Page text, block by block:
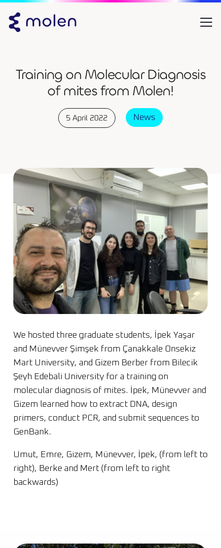
Training on Molecular Diagnosis
of mites from Molen!
5 April 2022 News
We hosted three graduate students, İpek Yaşar
and Münevver Şimşek from Çanakkale Onsekiz
Mart University, and Gizem Berber from Bilecik
Şeyh Edebali University for a training on
molecular diagnosis of mites. İpek, Münevver and
Gizem learned how to extract DNA, design
primers, conduct PCR, and submit sequences to
GenBank.
Umut, Emre, Gizem, Münevver, İpek, (from left to
right), Berke and Mert (from left to right
backwards)